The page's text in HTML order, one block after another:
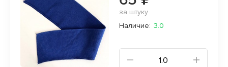
за штуку
Наличие: 3.0